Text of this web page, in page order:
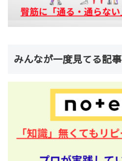
みんなが一度見てる記事